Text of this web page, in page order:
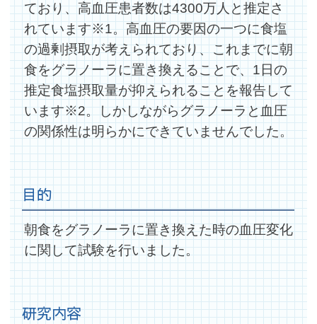
ており、高血圧患者数は4300万人と推定さ
れています※1。高血圧の要因の一つに食塩
の過剰摂取が考えられており、これまでに朝
食をグラノーラに置き換えることで、1日の
推定食塩摂取量が抑えられることを報告して
います※2。しかしながらグラノーラと血圧
の関係性は明らかにできていませんでした。
目的
朝食をグラノーラに置き換えた時の血圧変化
に関して試験を行いました。
研究内容